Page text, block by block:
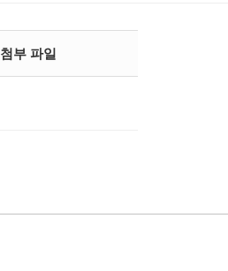
첨부 파일